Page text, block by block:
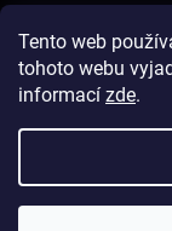
Tento web
tohoto webu
informací zde.
Instagram
Copyright 2026